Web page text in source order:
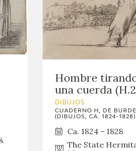
Hombre
una cuerda
DIBUJOS
CUADERNO H, DE
(DIBUJOS, CA. 1824-1828)
Ca. 1824 - 1828
The State